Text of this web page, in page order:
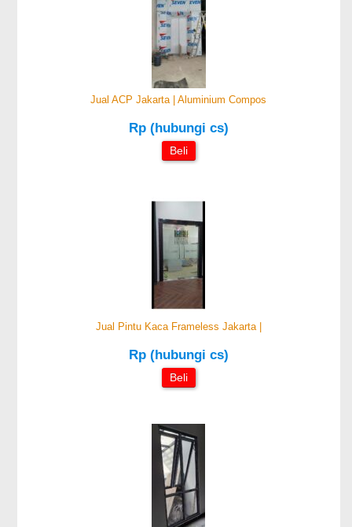
Jual ACP Jakarta | Aluminium Compos
Rp (hubungi cs)
Beli
Jual Pintu Kaca Frameless Jakarta |
Rp (hubungi cs)
Beli